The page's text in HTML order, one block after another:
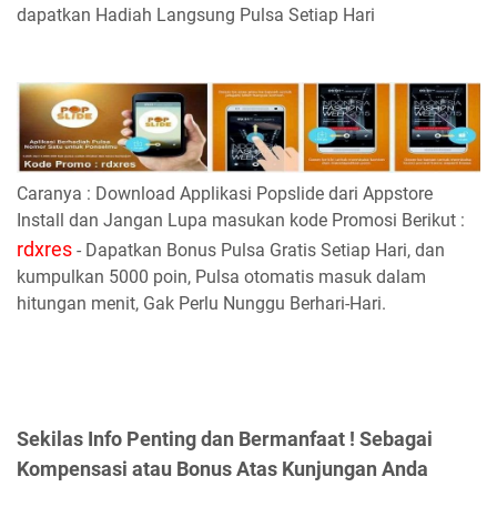
dapatkan Hadiah Langsung Pulsa Setiap Hari
Caranya : Download Applikasi Popslide dari Appstore
Install dan Jangan Lupa masukan kode Promosi Berikut :
rdxres - Dapatkan Bonus Pulsa Gratis Setiap Hari, dan
kumpulkan 5000 poin, Pulsa otomatis masuk dalam
hitungan menit, Gak Perlu Nunggu Berhari-Hari.
Sekilas Info Penting dan Bermanfaat ! Sebagai
Kompensasi atau Bonus Atas Kunjungan Anda